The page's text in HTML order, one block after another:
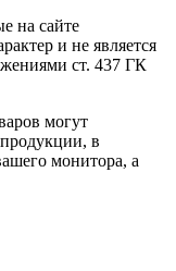
на сайте
и не является
ст. 437 ГК
могут
продукции, в
монитора, а